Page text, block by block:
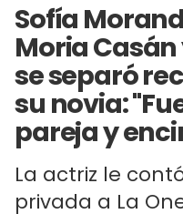
Sofía
Moria
se separó
su novia:
pareja y
La actriz le
privada a La